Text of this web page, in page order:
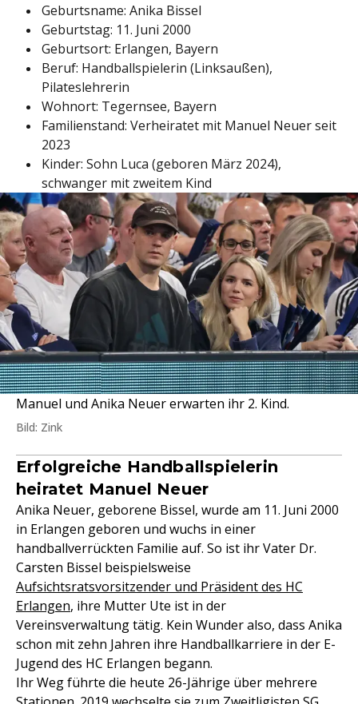
Geburtsname: Anika Bissel
Geburtstag: 11. Juni 2000
Geburtsort: Erlangen, Bayern
Beruf: Handballspielerin (Linksaußen),
Pilateslehrerin
Wohnort: Tegernsee, Bayern
Familienstand: Verheiratet mit Manuel Neuer seit
2023
Kinder: Sohn Luca (geboren März 2024),
schwanger mit zweitem Kind
Manuel und Anika Neuer erwarten ihr 2. Kind.
Bild: Zink
Erfolgreiche Handballspielerin
heiratet Manuel Neuer
Anika Neuer, geborene Bissel, wurde am 11. Juni 2000
in Erlangen geboren und wuchs in einer
handballverrückten Familie auf. So ist ihr Vater Dr.
Carsten Bissel beispielsweise
Aufsichtsratsvorsitzender und Präsident des HC
Erlangen, ihre Mutter Ute ist in der
Vereinsverwaltung tätig. Kein Wunder also, dass Anika
schon mit zehn Jahren ihre Handballkarriere in der E-
Jugend des HC Erlangen begann.
Ihr Weg führte die heute 26-Jährige über mehrere